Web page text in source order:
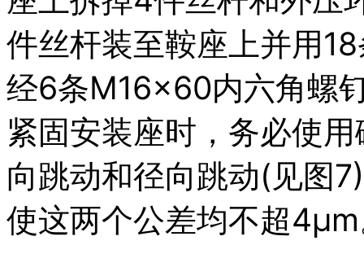
件丝杆装至鞍座上并用
经6条M16×60内六角螺
紧固安装座时，务必使
向跳动和径向跳动(见图
使这两个公差均不超